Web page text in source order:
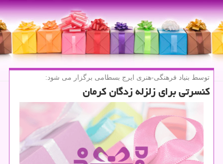
توسط بنیاد فرهنگی-هنری ایرج بسطامی برگزار می شود:
كنسرتی برای زلزله زدگان كرمان